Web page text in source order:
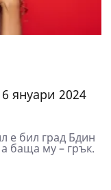
януари 2024
е бил град Бдин
баща му – грък.